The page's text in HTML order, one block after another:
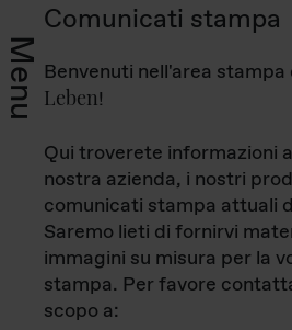
Menu
Comunicati stampa
Benvenuti nell'area stampa
Leben!
Qui troverete informazioni
nostra azienda, i nostri
comunicati stampa attuali
Saremo lieti di fornirvi
immagini su misura per la
stampa. Per favore
scopo a: